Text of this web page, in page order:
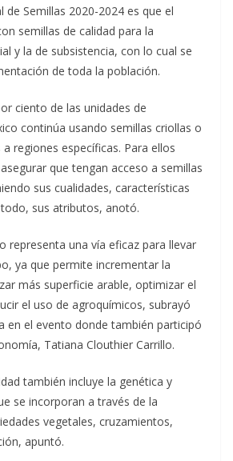
de Semillas 2020-2024 es que el
semillas de calidad para la
y la de subsistencia, con lo cual se
de toda la población.
ciento de las unidades de
continúa usando semillas criollas o
regiones específicas. Para ellos
que tengan acceso a semillas
sus cualidades, características
sus atributos, anotó.
representa una vía eficaz para llevar
ya que permite incrementar la
más superficie arable, optimizar el
el uso de agroquímicos, subrayó
en el evento donde también participó
Tatiana Clouthier Carrillo.
también incluye la genética y
se incorporan a través de la
vegetales, cruzamientos,
apuntó.